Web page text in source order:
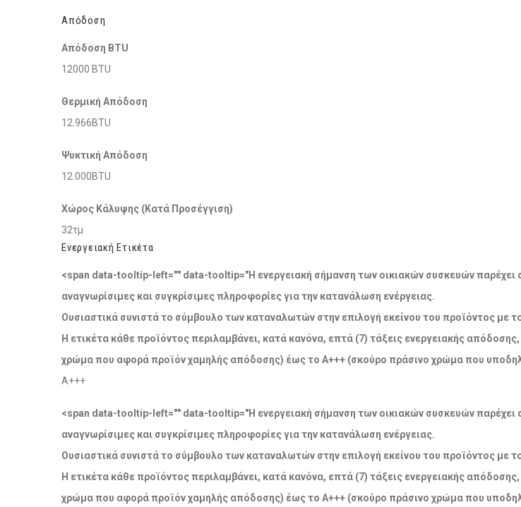
Απόδοση
Απόδοση BTU
12000 BTU
Θερμική Απόδοση
12.966BTU
Ψυκτική Απόδοση
12.000BTU
Χώρος Κάλυψης (Κατά Προσέγγιση)
32τμ
Ενεργειακή Ετικέτα
<span data-tooltip-left="" data-tooltip="Η ενεργειακή σήμανση των οικιακών συσκευών
αναγνωρίσιμες και συγκρίσιμες πληροφορίες για την κατανάλωση ενέργειας.
Ουσιαστικά συνιστά το σύμβουλο των καταναλωτών στην επιλογή εκείνου του προϊόντος με
Η ετικέτα κάθε προϊόντος περιλαμβάνει, κατά κανόνα, επτά (7) τάξεις ενεργειακής
χρώμα που αφορά προϊόν χαμηλής απόδοσης) έως το Α+++ (σκούρο πράσινο χρώμα που
A+++
<span data-tooltip-left="" data-tooltip="Η ενεργειακή σήμανση των οικιακών συσκευών
αναγνωρίσιμες και συγκρίσιμες πληροφορίες για την κατανάλωση ενέργειας.
Ουσιαστικά συνιστά το σύμβουλο των καταναλωτών στην επιλογή εκείνου του προϊόντος με
Η ετικέτα κάθε προϊόντος περιλαμβάνει, κατά κανόνα, επτά (7) τάξεις ενεργειακής
χρώμα που αφορά προϊόν χαμηλής απόδοσης) έως το Α+++ (σκούρο πράσινο χρώμα που